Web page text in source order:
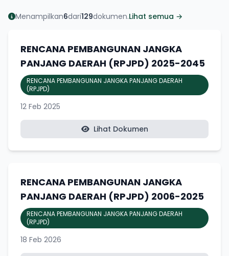
Menampilkan6dari129dokumen.Lihat semua →
RENCANA PEMBANGUNAN JANGKA
PANJANG DAERAH (RPJPD) 2025-2045
RENCANA PEMBANGUNAN JANGKA PANJANG DAERAH
(RPJPD)
12 Feb 2025
Lihat Dokumen
RENCANA PEMBANGUNAN JANGKA
PANJANG DAERAH (RPJPD) 2006-2025
RENCANA PEMBANGUNAN JANGKA PANJANG DAERAH
(RPJPD)
18 Feb 2026